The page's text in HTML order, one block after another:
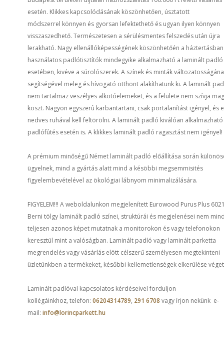
esetén. Klikkes kapcsolódásának köszönhetően, úsztatott
módszerrel könnyen és gyorsan lefektethető és ugyan ilyen könnyen
visszaszedhető. Természetesen a sérülésmentes felszedés után újra
lerakható. Nagy ellenállóképességének köszönhetőén a háztertásban
használatos padlótisztítók mindegyike alkalmazható a laminált padló
esetében, kivéve a súrolószerek. A színek és minták
segítségével meleg és hívogató otthont alakíthatunk ki. A laminált
nem tartalmaz veszélyes alkotóelemeket, és a felülete nem szívja
koszt. Nagyon egyszerû karbantartani, csak portalanítást igényel, és
nedves ruhával kell feltörölni. A laminált padló kiválóan alkalmazható
padlófûtés esetén is. A klikkes laminált padló ragasztást nem igényel!
A prémium minőségű Német laminált padló előállítása során
ügyelnek, mind a gyártás alatt mind a késöbbi megsemmisités
figyelembevételével az ökológiai lábnyom minimalizálására.
FIGYELEM!!! A weboldalunkon megjelenített Eurowood Purus Plus
Berni tölgy laminált padló színei, struktúrái és megjelenései nem
teljesen azonos képet mutatnak a monitorokon és vagy telefonokon
keresztül mint a valóságban. Laminált padló vagy laminált parketta
megrendelés vagy vásárlás elött célszerű személyesen megtekinteni
üzletünkben a termékeket, későbbi kellemetlenségek elkerülése
Laminált padlóval kapcsolatos kérdéseivel forduljon
kollégáinkhoz, telefon: 06204314789, 291 6708 vagy írjon nekünk e-
mail: info@lorincparkett.hu